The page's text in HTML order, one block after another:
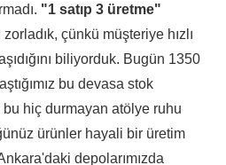
"1 satıp 3 üretme"
zorladık, çünkü müşteriye hızlı
biliyorduk. Bugün 1350
bu devasa stok
hiç durmayan atölye ruhu
ürünler hayali bir üretim
depolarımızda